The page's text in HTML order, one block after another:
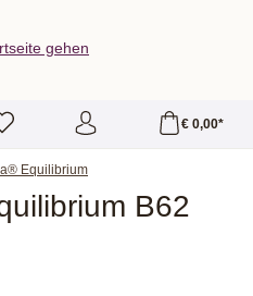
€ 0,00*
Equilibrium
B62